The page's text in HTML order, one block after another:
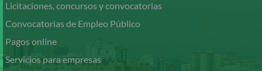
Licitaciones, concursos y convocatorias
Convocatorias de Empleo Público
Pagos online
Servicios para empresas